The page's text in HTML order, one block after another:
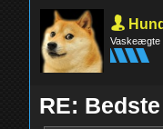
Hund
Vaskeægte
RE: